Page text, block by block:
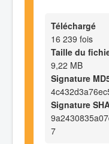
Téléchargé
16 239 fois
Taille du
9,22 MB
Signature
Signature
7